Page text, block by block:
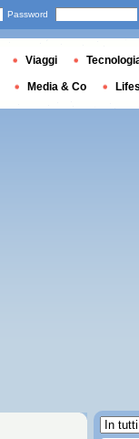
Password
Viaggi
Media & Co